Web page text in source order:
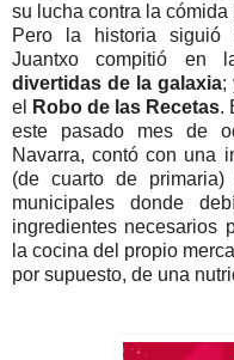
su lucha contra la
Pero la historia siguió
Juantxo compitió en
divertidas de la galaxia;
el
Robo de las Recetas.
este pasado mes de
Navarra, contó con una
(de cuarto de
municipales donde
ingredientes necesarios
la cocina del propio
por supuesto, de una